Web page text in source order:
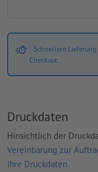
Schnellere Lieferung
Checkout.
Druckdaten
Hinsichtlich der
Vereinbarung zur
Ihre Druckdaten